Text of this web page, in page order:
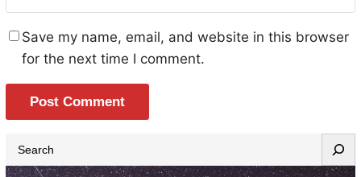
Save my name, email, and website in this browser
for the next time I comment.
e